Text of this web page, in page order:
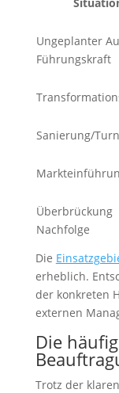
Ungeplanter
Führungskraft
Sanierung/
Überbrückung
Nachfolge
Die
erheblich.
der konkreten
externen
Die
Trotz der